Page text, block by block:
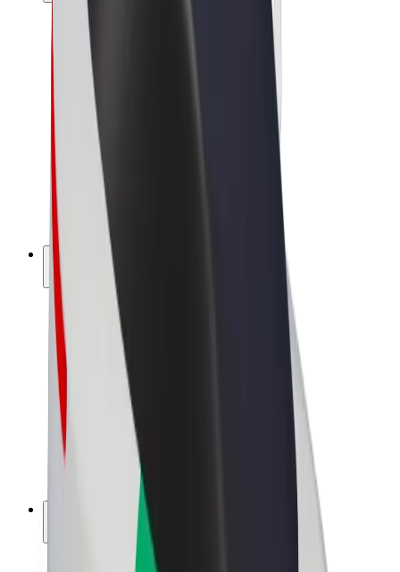
Utazás
Rollerek
Bolt Market
Bolt Food
Bolt Drive
Bolt cégeknek
E-kerékpárok
Bolt Plus
Keress a Bolttal
Sofőrök
Sofőr kereset
Futár kereset
Bolt Food kereskedők
Franchise-ok